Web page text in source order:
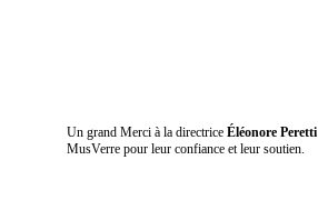
Un grand Merci à la directrice Éléonore Peretti
MusVerre pour leur confiance et leur soutien.